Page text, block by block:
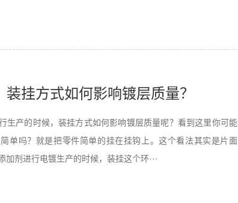
挂方式如何影响镀层质量？
生产的时候，装挂方式如何影响镀层质量呢？看到这里你可能
单吗？就是把零件简单的挂在挂钩上。这个看法其实是片面
加剂进行电镀生产的时候，装挂这个环···